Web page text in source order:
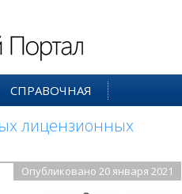
СПРАВОЧНАЯ
лицензионных
Опубликовано 20 января 2021